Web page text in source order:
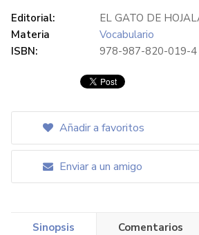
Editorial:
EL GATO DE
Materia
Vocabulario
ISBN:
978-987-820-019-4
Añadir a favoritos
Enviar a un amigo
Sinopsis Comentarios